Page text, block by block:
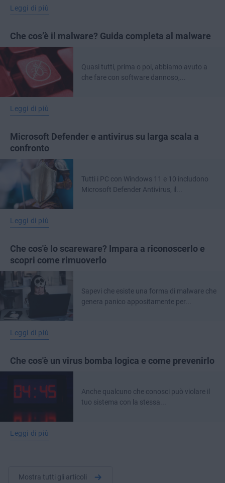
Leggi di più
Che cos’è il malware? Guida completa al malware
Quasi tutti, prima o poi, abbiamo avuto a
che fare con software dannoso,...
Leggi di più
Microsoft Defender e antivirus su larga scala a
confronto
Tutti i PC con Windows 11 e 10 includono
Microsoft Defender Antivirus, il...
Leggi di più
Che cos'è lo scareware? Impara a riconoscerlo e
scopri come rimuoverlo
Sapevi che esiste una forma di malware che
genera panico appositamente per...
Leggi di più
Che cos'è un virus bomba logica e come prevenirlo
Anche qualcuno che conosci può violare il
tuo sistema con la stessa...
Leggi di più
Mostra tutti gli articoli